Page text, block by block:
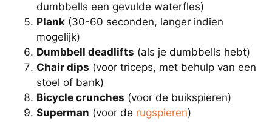
dumbbells een gevulde waterfles)
Plank (30-60 seconden, langer indien
mogelijk)
Dumbbell deadlifts (als je dumbbells hebt)
Chair dips (voor triceps, met behulp van een
stoel of bank)
Bicycle crunches (voor de buikspieren)
Superman (voor de rugspieren)